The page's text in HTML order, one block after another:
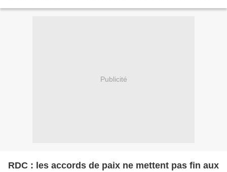
Publicité
RDC : les accords de paix ne mettent pas fin aux